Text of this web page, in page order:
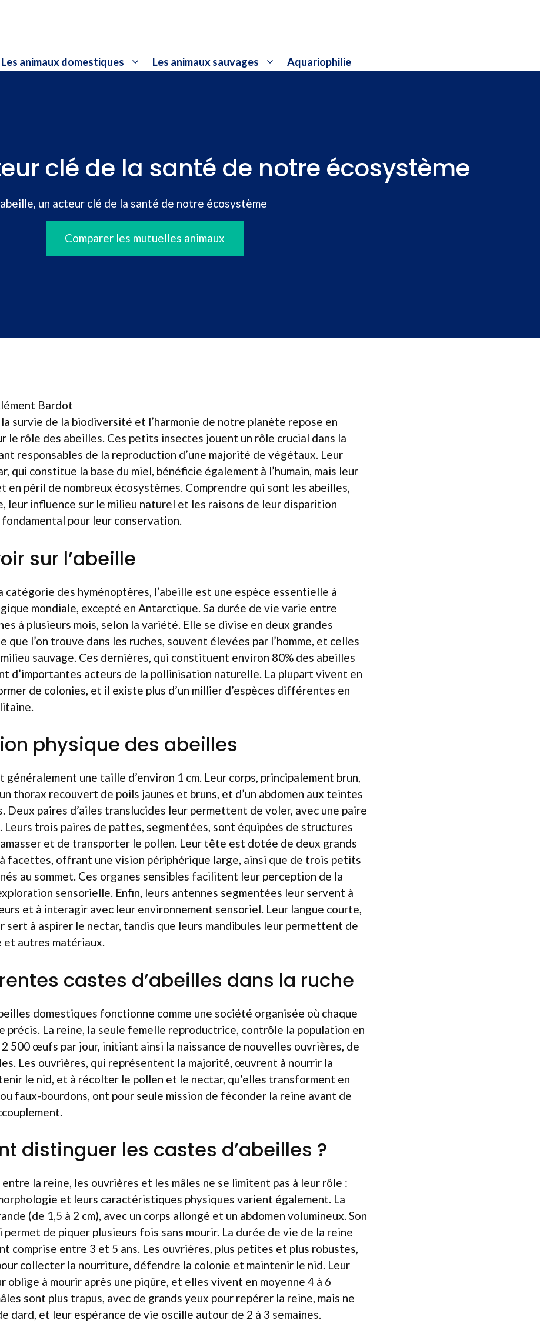
Les animaux domestiques Les animaux sauvages Aquariophilie
clé de la santé de notre écosystème
un acteur clé de la santé de notre écosystème
Comparer les mutuelles animaux
Bardot
la survie de la biodiversité et l’harmonie de notre planète repose en
le rôle des abeilles. Ces petits insectes jouent un rôle crucial dans la
responsables de la reproduction d’une majorité de végétaux. Leur
qui constitue la base du miel, bénéficie également à l’humain, mais leur
en péril de nombreux écosystèmes. Comprendre qui sont les abeilles,
leur influence sur le milieu naturel et les raisons de leur disparition
pour leur conservation.
sur l’abeille
catégorie des hyménoptères, l’abeille est une espèce essentielle à
mondiale, excepté en Antarctique. Sa durée de vie varie entre
à plusieurs mois, selon la variété. Elle se divise en deux grandes
que l’on trouve dans les ruches, souvent élevées par l’homme, et celles
sauvage. Ces dernières, qui constituent environ 80% des abeilles
d’importantes acteurs de la pollinisation naturelle. La plupart vivent en
de colonies, et il existe plus d’un millier d’espèces différentes en
physique des abeilles
généralement une taille d’environ 1 cm. Leur corps, principalement brun,
thorax recouvert de poils jaunes et bruns, et d’un abdomen aux teintes
Deux paires d’ailes translucides leur permettent de voler, avec une paire
Leurs trois paires de pattes, segmentées, sont équipées de structures
et de transporter le pollen. Leur tête est dotée de deux grands
facettes, offrant une vision périphérique large, ainsi que de trois petits
au sommet. Ces organes sensibles facilitent leur perception de la
sensorielle. Enfin, leurs antennes segmentées leur servent à
et à interagir avec leur environnement sensoriel. Leur langue courte,
sert à aspirer le nectar, tandis que leurs mandibules leur permettent de
et autres matériaux.
castes d’abeilles dans la ruche
domestiques fonctionne comme une société organisée où chaque
précis. La reine, la seule femelle reproductrice, contrôle la population en
2 500 œufs par jour, initiant ainsi la naissance de nouvelles ouvrières, de
Les ouvrières, qui représentent la majorité, œuvrent à nourrir la
le nid, et à récolter le pollen et le nectar, qu’elles transforment en
ou faux-bourdons, ont pour seule mission de féconder la reine avant de
distinguer les castes d’abeilles ?
la reine, les ouvrières et les mâles ne se limitent pas à leur rôle :
et leurs caractéristiques physiques varient également. La
(de 1,5 à 2 cm), avec un corps allongé et un abdomen volumineux. Son
permet de piquer plusieurs fois sans mourir. La durée de vie de la reine
comprise entre 3 et 5 ans. Les ouvrières, plus petites et plus robustes,
collecter la nourriture, défendre la colonie et maintenir le nid. Leur
oblige à mourir après une piqûre, et elles vivent en moyenne 4 à 6
sont plus trapus, avec de grands yeux pour repérer la reine, mais ne
dard, et leur espérance de vie oscille autour de 2 à 3 semaines.